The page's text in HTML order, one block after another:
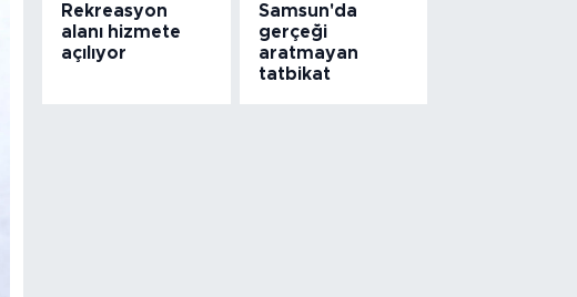
Rekreasyon
alanı hizmete
açılıyor
Samsun'da
gerçeği
aratmayan
tatbikat